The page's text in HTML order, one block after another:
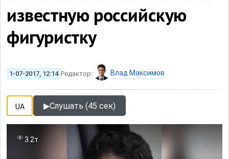
известную российскую
фигуристку
1-07-2017, 12:14 Редактор: Влад Максимов
UA ▶Слушать (45 сек)
3.2т